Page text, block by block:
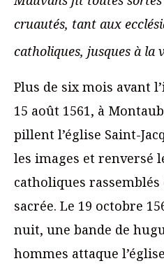
cruautés, tant aux
catholiques, jusques à la
Plus de six mois avant
15 août 1561, à
pillent l’église Saint-
les images et renversé
catholiques rassemblés
sacrée. Le 19 octobre
nuit, une bande de
hommes attaque